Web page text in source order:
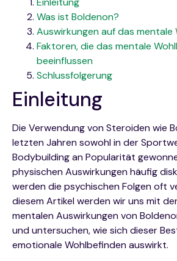
Was ist Boldenon?
Auswirkungen auf das mentale
Faktoren, die das mentale
beeinflussen
Schlussfolgerung
Einleitung
Die Verwendung von Steroiden wie
letzten Jahren sowohl in der
Bodybuilding an Popularität
physischen Auswirkungen häufig
werden die psychischen Folgen oft
diesem Artikel werden wir uns mit
mentalen Auswirkungen von
und untersuchen, wie sich dieser
emotionale Wohlbefinden auswirkt.